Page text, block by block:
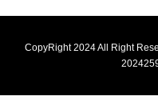
CopyRight 2024 All Right